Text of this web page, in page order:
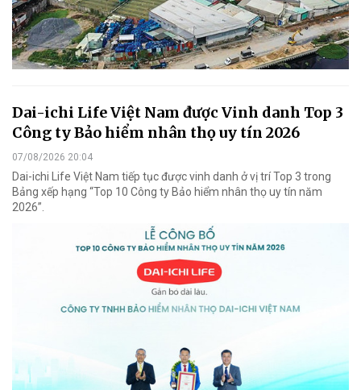
Dai-ichi Life Việt Nam được Vinh danh Top 3
Công ty Bảo hiểm nhân thọ uy tín 2026
07/08/2026 20:04
Dai-ichi Life Việt Nam tiếp tục được vinh danh ở vị trí Top 3 trong
Bảng xếp hạng “Top 10 Công ty Bảo hiểm nhân thọ uy tín năm
2026”.